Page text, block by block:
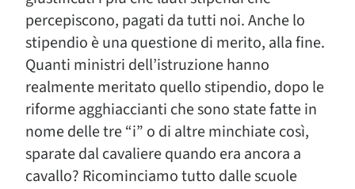
percepiscono, pagati da tutti noi. Anche lo
stipendio è una questione di merito, alla fine.
Quanti ministri dell’istruzione hanno
realmente meritato quello stipendio, dopo le
riforme agghiaccianti che sono state fatte in
nome delle tre “i” o di altre minchiate così,
sparate dal cavaliere quando era ancora a
cavallo? Ricominciamo tutto dalle scuole